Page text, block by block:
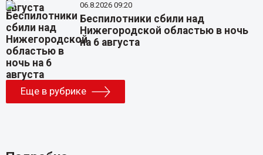
06.8.2026 09:20
Беспилотники сбили над
Нижегородской областью в ночь
на 6 августа
Еще в рубрике